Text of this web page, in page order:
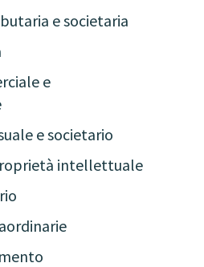
e societaria
e
e societario
intellettuale